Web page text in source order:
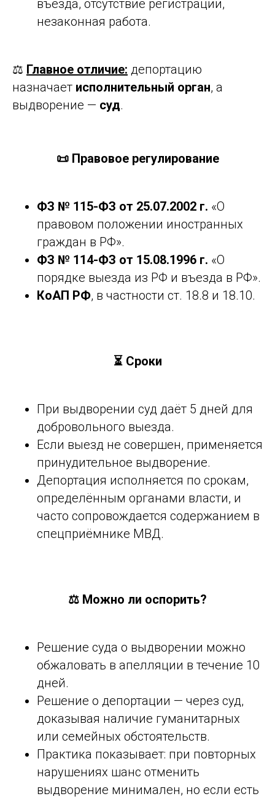
въезда, отсутствие регистрации,
незаконная работа.
⚖️ Главное отличие: депортацию
назначает исполнительный орган, а
выдворение — суд.
📜 Правовое регулирование
ФЗ № 115-ФЗ от 25.07.2002 г. «О
правовом положении иностранных
граждан в РФ».
ФЗ № 114-ФЗ от 15.08.1996 г. «О
порядке выезда из РФ и въезда в РФ».
КоАП РФ, в частности ст. 18.8 и 18.10.
⏳ Сроки
При выдворении суд даёт 5 дней для
добровольного выезда.
Если выезд не совершен, применяется
принудительное выдворение.
Депортация исполняется по срокам,
определённым органами власти, и
часто сопровождается содержанием в
спецприёмнике МВД.
⚖️ Можно ли оспорить?
Решение суда о выдворении можно
обжаловать в апелляции в течение 10
дней.
Решение о депортации — через суд,
доказывая наличие гуманитарных
или семейных обстоятельств.
Практика показывает: при повторных
нарушениях шанс отменить
выдворение минимален, но если есть